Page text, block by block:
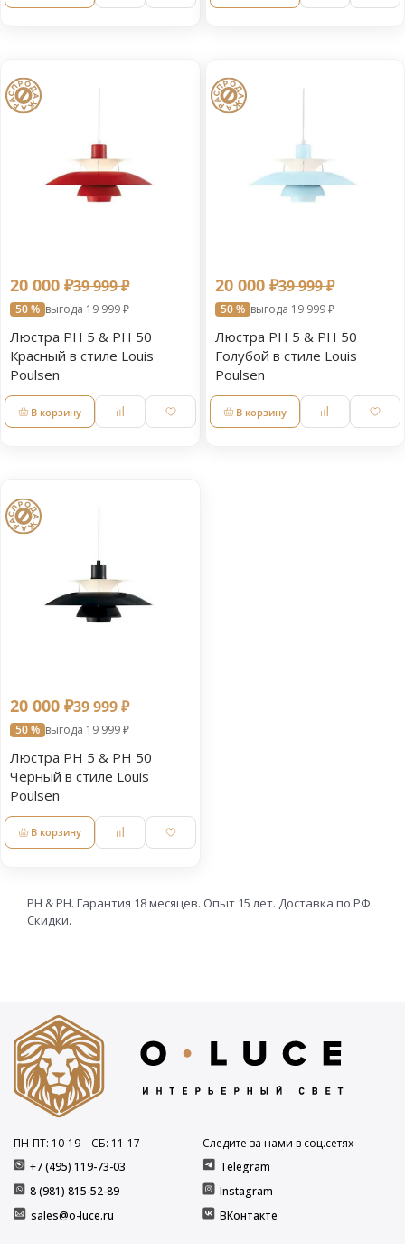
20 000 ₽39 999 ₽
50 % выгода 19 999 ₽
Люстра PH 5 & PH 50
Красный в стиле Louis
Poulsen
В корзину
20 000 ₽39 999 ₽
50 % выгода 19 999 ₽
Люстра PH 5 & PH 50
Голубой в стиле Louis
Poulsen
В корзину
20 000 ₽39 999 ₽
50 % выгода 19 999 ₽
Люстра PH 5 & PH 50
Черный в стиле Louis
Poulsen
В корзину
PH & PH. Гарантия 18 месяцев. Опыт 15 лет. Доставка по РФ.
Скидки.
+7 (495) 119-73-03
8 (981) 815-52-89
ПН-ПТ: 10-19 СБ: 11-17
sales@o-luce.ru
Следите за нами в соц.сетях
Telegram
Instagram
ВКонтакте